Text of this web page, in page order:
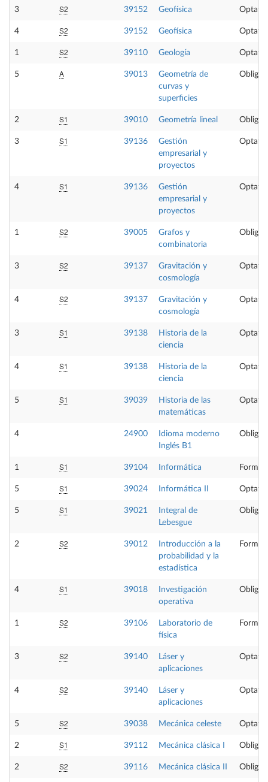
3 S2 39152 Geofísica
4 S2 39152 Geofísica
1 S2 39110 Geología
5 A 39013
Geometría de
curvas y
superficies
2 S1 39010 Geometría lineal
3 S1 39136
Gestión
empresarial y
proyectos
4 S1 39136
Gestión
empresarial y
proyectos
1 S2 39005
Grafos y
combinatoria
3 S2 39137
Gravitación y
cosmología
4 S2 39137
Gravitación y
cosmología
3 S1 39138
Historia de la
ciencia
4 S1 39138
Historia de la
ciencia
5 S1 39039
Historia de las
matemáticas
4 24900
Idioma moderno
Inglés B1
1 S1 39104 Informática
5 S1 39024 Informática II
5 S1 39021
Integral de
Lebesgue
2 S2 39012
Introducción a la
probabilidad y la
estadística
4 S1 39018
Investigación
operativa
1 S2 39106
Laboratorio de
física
3 S2 39140
Láser y
aplicaciones
4 S2 39140
Láser y
aplicaciones
5 S2 39038 Mecánica celeste
2 S1 39112 Mecánica clásica I
2 S2 39116 Mecánica clásica II